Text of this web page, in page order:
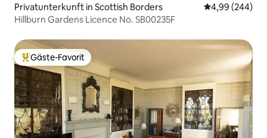
Privatunterkunft in Scottish Borders
4,99 (244)
Hillburn Gardens Licence No. SB00235F
Beliebter Gäste-Favorit.
Gäste-Favorit